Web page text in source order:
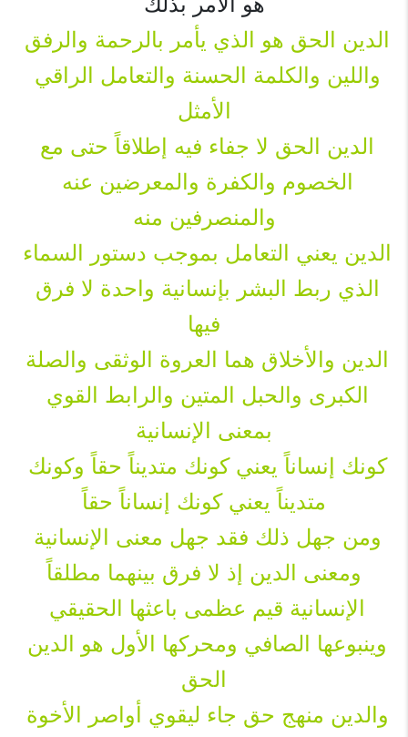
الدين الحق هو الذي يأمر بالرحمة والرفق
واللين والكلمة الحسنة والتعامل الراقي
الأمثل
الدين الحق لا جفاء فيه إطلاقاً حتى مع
الخصوم والكفرة والمعرضين عنه
والمنصرفين منه
الدين يعني التعامل بموجب دستور السماء
الذي ربط البشر بإنسانية واحدة لا فرق
فيها
الدين والأخلاق هما العروة الوثقى والصلة
الكبرى والحبل المتين والرابط القوي
بمعنى الإنسانية
كونك إنساناً يعني كونك متديناً حقاً وكونك
متديناً يعني كونك إنساناً حقاً
ومن جهل ذلك فقد جهل معنى الإنسانية
ومعنى الدين إذ لا فرق بينهما مطلقاً
الإنسانية قيم عظمى باعثها الحقيقي
وينبوعها الصافي ومحركها الأول هو الدين
الحق
والدين منهج حق جاء ليقوي أواصر الأخوة